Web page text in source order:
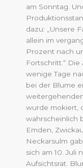
am Sonntag.
dazu: „Unsere
allein im
Prozent nach
Fortschritt.“
wenige Tage
bei der Blume
wurde mokiert,
wahrscheinlich
Emden,
Neckarsulm
sich am 10. Juli
Aufsichtsrat.